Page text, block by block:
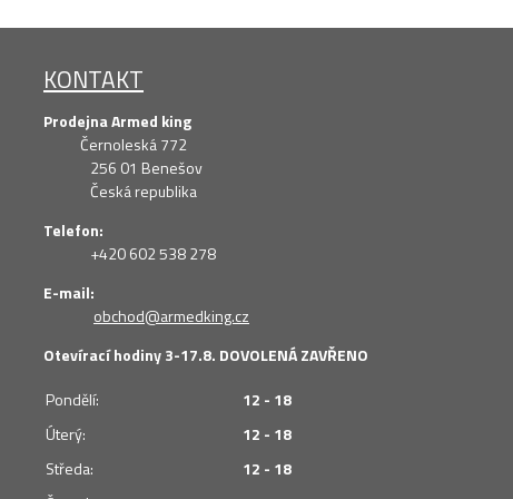
KONTAKT
Prodejna Armed king
Černoleská 772
256 01 Benešov
Česká republika
Telefon:
+420 602 538 278
E-mail:
obchod@armedking.cz
Otevírací hodiny 3-17.8. DOVOLENÁ ZAVŘENO
Pondělí:
12 - 18
Úterý:
12 - 18
Středa:
12 - 18